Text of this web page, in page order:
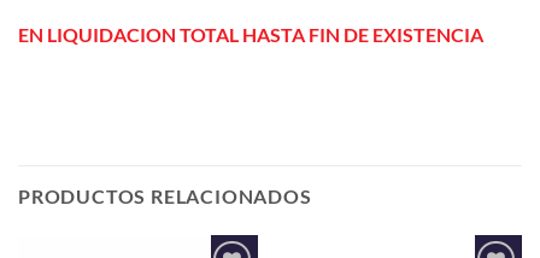
EN LIQUIDACION TOTAL HASTA FIN DE EXISTENCIA
PRODUCTOS RELACIONADOS